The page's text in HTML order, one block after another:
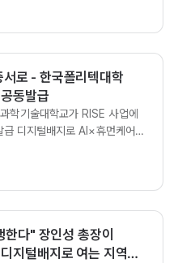
이 봐야 할 차별점을 정리했다.
서로 - 한국폴리텍대학
동발급
학기술대학교가 RISE 사업에
디지털배지로 AI×휴먼케어
다" 장인성 총장이
지털배지로 여는 지역